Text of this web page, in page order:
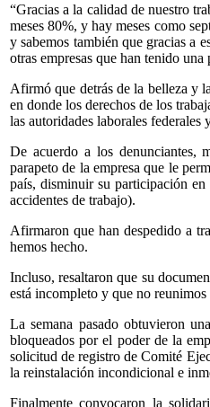
“Gracias a la calidad de nuestro
meses 80%, y hay meses como
y sabemos también que gracias a
otras empresas que han tenido
Afirmó que detrás de la belleza y
en donde los derechos de los
las autoridades laborales
De acuerdo a los denunciantes,
parapeto de la empresa que le
país, disminuir su participación
accidentes de trabajo).
Afirmaron que han despedido a
hemos hecho.
Incluso, resaltaron que su
está incompleto y que no
La semana pasado obtuvieron
bloqueados por el poder de la
solicitud de registro de Comité
la reinstalación incondicional e
Finalmente convocaron la